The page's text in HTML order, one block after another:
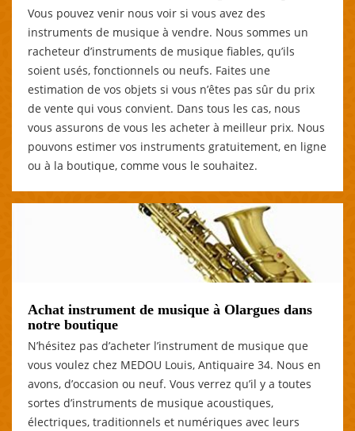
Vous pouvez venir nous voir si vous avez des
instruments de musique à vendre. Nous sommes un
racheteur d’instruments de musique fiables, qu’ils
soient usés, fonctionnels ou neufs. Faites une
estimation de vos objets si vous n’êtes pas sûr du prix
de vente qui vous convient. Dans tous les cas, nous
vous assurons de vous les acheter à meilleur prix. Nous
pouvons estimer vos instruments gratuitement, en ligne
ou à la boutique, comme vous le souhaitez.
Achat instrument de musique à Olargues dans
notre boutique
N’hésitez pas d’acheter l’instrument de musique que
vous voulez chez MEDOU Louis, Antiquaire 34. Nous en
avons, d’occasion ou neuf. Vous verrez qu’il y a toutes
sortes d’instruments de musique acoustiques,
électriques, traditionnels et numériques avec leurs